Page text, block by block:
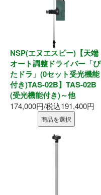
n
機械打 釘・ビス
釘・ねじ
接着剤
防水・気密部材
NSP(エヌエスピー)【天端
オート調整ドライバー「ぴ
たドラ」(0セット受光機能
付き)TAS-02B】TAS-02B
(受光機能付き)～他
174,000円/税込191,400円
商品を選択